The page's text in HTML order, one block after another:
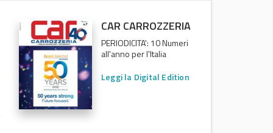
CAR CARROZZERIA
PERIODICITA': 10 Numeri
all'anno per l'Italia
Leggi la Digital Edition